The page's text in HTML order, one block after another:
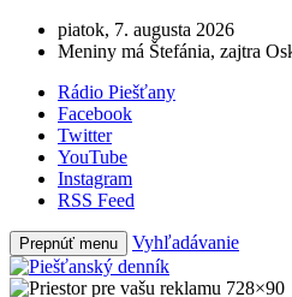
piatok, 7. augusta 2026
Meniny má Štefánia, zajtra
Rádio Piešťany
Facebook
Twitter
YouTube
Instagram
RSS Feed
Prepnúť menu Vyhľadávanie